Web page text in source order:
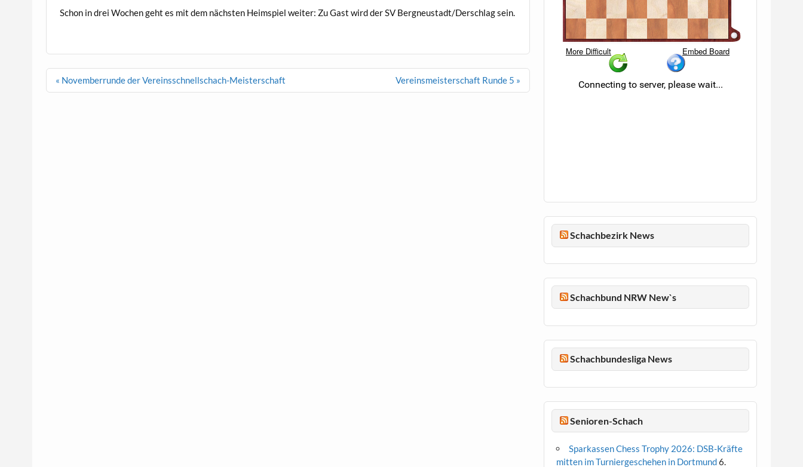
Schon in drei Wochen geht es mit dem nächsten Heimspiel weiter: Zu Gast wird der SV Bergneustadt/Derschlag sein.
Beitragsnavigation
« Novemberrunde der Vereinsschnellschach-Meisterschaft Vereinsmeisterschaft Runde 5 »
Schachbezirk News
Schachbund NRW New`s
Schachbundesliga News
Senioren-Schach
Sparkassen Chess Trophy 2026: DSB-Kräfte
mitten im Turniergeschehen in Dortmund6.